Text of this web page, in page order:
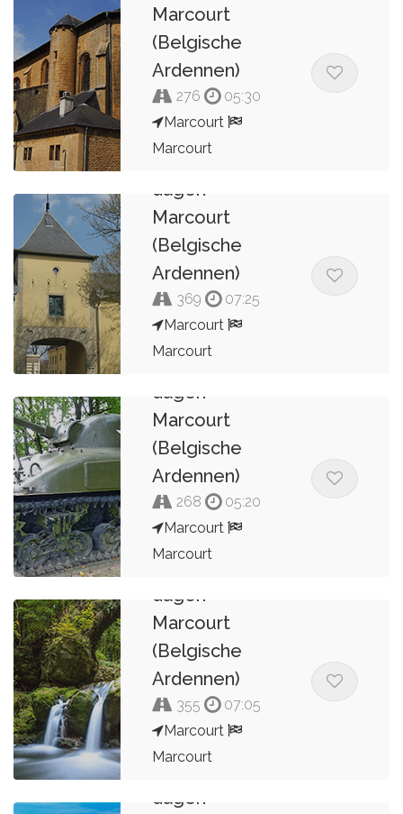
Marcourt
(Belgische
Ardennen)
276
05:30
Marcourt
Marcourt
Kees van de Pol
dagen
Marcourt
(Belgische
Ardennen)
369
07:25
Marcourt
Marcourt
Kees van de Pol
dagen
Marcourt
(Belgische
Ardennen)
268
05:20
Marcourt
Marcourt
Kees van de Pol
dagen
Marcourt
(Belgische
Ardennen)
355
07:05
Marcourt
Marcourt
Kees van de Pol
dagen